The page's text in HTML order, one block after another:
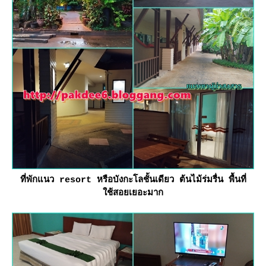
ที่พักแนว resort หรือบังกะโลชั้นเดียว ต้นไม้ร่มรื่น พื้นที่
ช้สอยเยอะมาก